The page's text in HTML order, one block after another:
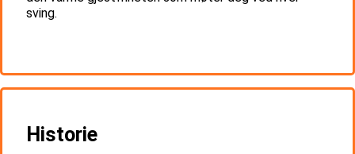
sving.
Historie